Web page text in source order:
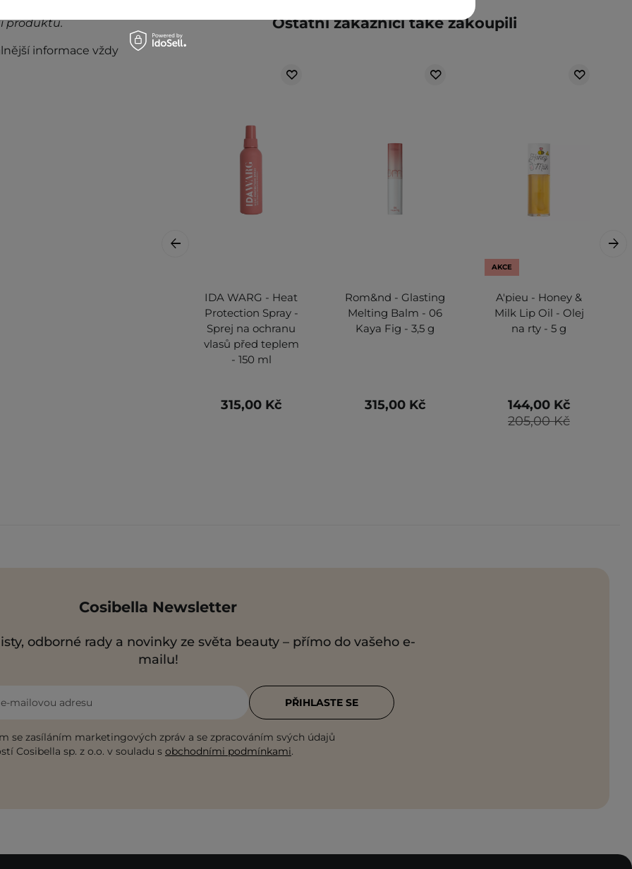
místě. Kolísání teplot
produktu.
informace vždy
Ostatní zákazníci také zakoupili
IDA WARG - Heat
Protection Spray -
Sprej na ochranu
vlasů před teplem
- 150 ml
315,00 Kč
Rom&nd - Glasting
Melting Balm - 06
Kaya Fig - 3,5 g
315,00 Kč
AKCE
A'pieu - Honey &
Milk Lip Oil - Olej
na rty - 5 g
205,00 Kč
144,00 Kč
Cosibella Newsletter
odborné rady a novinky ze světa beauty – přímo do vašeho e-
mailu!
mailovou adresu
se zasíláním marketingových zpráv a se zpracováním svých údajů
Cosibella sp. z o.o. v souladu s obchodními podmínkami.
PŘIHLASTE SE